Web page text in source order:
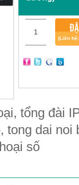
(Liên
tổng đài
tong dai
số